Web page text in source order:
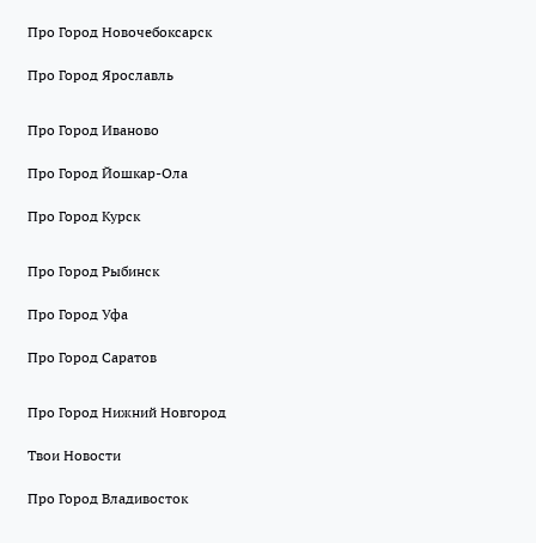
Про Город Новочебоксарск
Про Город Ярославль
Про Город Иваново
Про Город Йошкар-Ола
Про Город Курск
Про Город Рыбинск
Про Город Уфа
Про Город Саратов
Про Город Нижний Новгород
Твои Новости
Про Город Владивосток